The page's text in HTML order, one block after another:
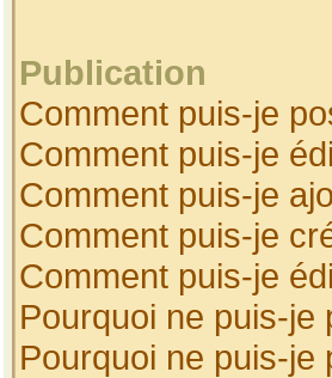
Publication
Comment puis-je
Comment puis-je
Comment puis-je
Comment puis-je
Comment puis-je
Pourquoi ne puis-
Pourquoi ne puis-